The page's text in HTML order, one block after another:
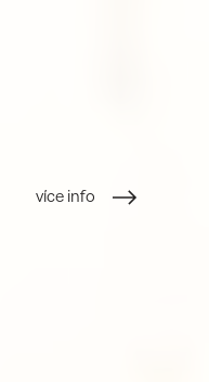
více info